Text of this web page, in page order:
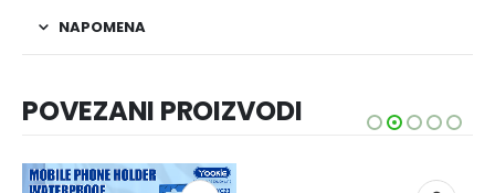
NAPOMENA
POVEZANI PROIZVODI